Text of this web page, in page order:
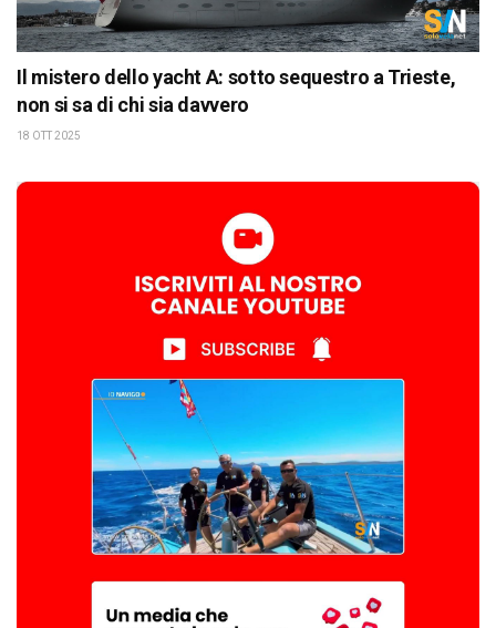
Il mistero dello yacht A: sotto sequestro a Trieste,
non si sa di chi sia davvero
18 OTT 2025